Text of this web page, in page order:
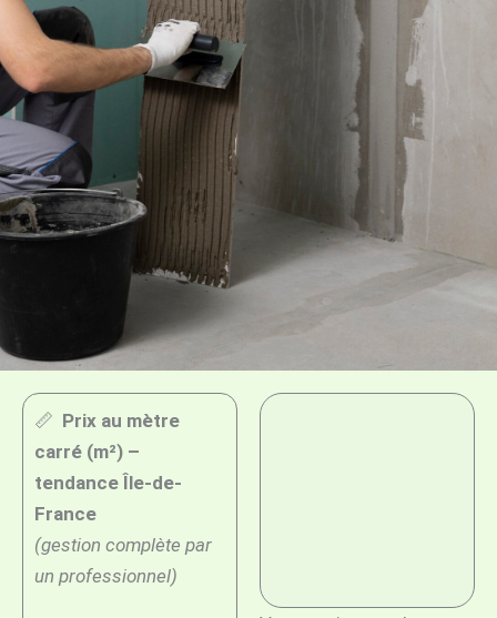
📏 Prix au mètre
carré (m²) –
tendance Île-de-
France
(gestion complète par
un professionnel)